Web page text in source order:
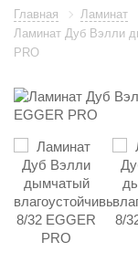
Главная Ламинат
Ламинат Дуб Вэлли
PRO